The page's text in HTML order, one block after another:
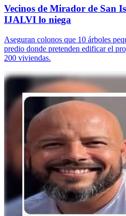
Vecinos de Mirador de San
IJALVI lo niega
Aseguran colonos que 10 árboles
predio donde pretenden edificar el
200 viviendas.